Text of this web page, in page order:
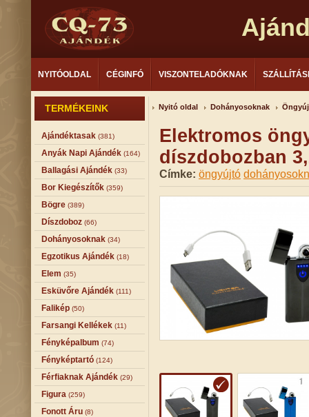
NYITÓOLDAL CÉGINFÓ VISZONTELADÓKNAK
TERMÉKEINK
Ajándéktasak (381)
Anyák Napi Ajándék (164)
Ballagási Ajándék (33)
Bor Kiegészítők (359)
Bögre (389)
Díszdoboz (66)
Dohányosoknak (34)
Egzotikus Ajándék (18)
Elem (35)
Esküvőre Ajándék (111)
Falikép (50)
Farsangi Kellékek (11)
Fényképalbum (74)
Fényképtartó (124)
Férfiaknak Ajándék (29)
Figura (259)
Fonott Áru (8)
Nyitó oldal Dohányosoknak
Elektromos
díszdobozban
Címke: öngyújtó